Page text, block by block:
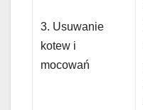
3. Usuwanie
kotew i
mocowań